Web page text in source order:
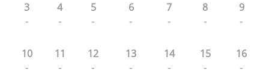
3
-
4
-
5
-
6
-
7
-
8
-
9
-
10
-
11
-
12
-
13
-
14
-
15
-
16
-